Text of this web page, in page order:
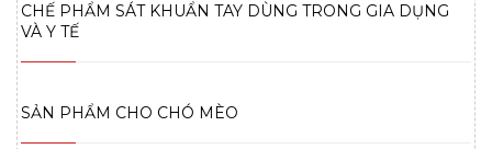
CHẾ PHẨM SÁT KHUẨN TAY DÙNG TRONG GIA DỤNG
VÀ Y TẾ
SẢN PHẨM CHO CHÓ MÈO